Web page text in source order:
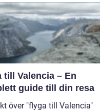
till Valencia – En
guide till din resa
över "flyga till Valencia"